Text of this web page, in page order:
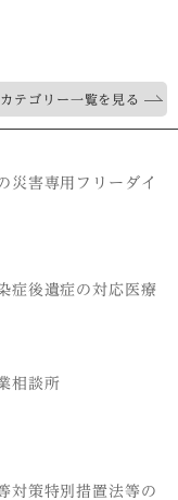
テゴリー一覧を見る
災害専用フリーダイ
症後遺症の対応医療
相談所
対策特別措置法等の